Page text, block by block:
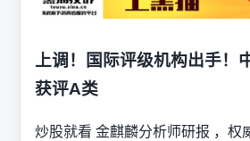
上调！国际评级机构出手！
获评A类
炒股就看 金麒麟分析师研报 ，权